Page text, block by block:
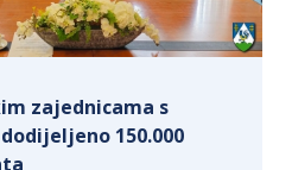
zajednicama s
150.000